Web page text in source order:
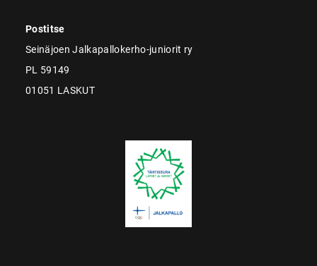
Postitse
Seinäjoen Jalkapallokerho-juniorit ry
PL 59149
01051 LASKUT